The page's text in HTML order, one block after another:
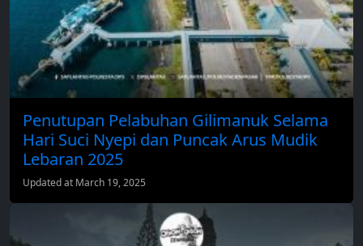
Penutupan Pelabuhan Gilimanuk Selama
Hari Suci Nyepi dan Puncak Arus Mudik
Lebaran 2025
Updated at March 19, 2025